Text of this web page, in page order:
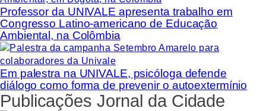
Professor da UNIVALE apresenta trabalho em
Congresso Latino-americano de Educação
Ambiental, na Colômbia
Em palestra na UNIVALE, psicóloga defende
diálogo como forma de prevenir o autoextermínio
Publicações Jornal da Cidade